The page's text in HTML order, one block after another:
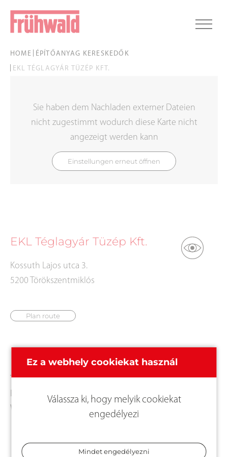
HOME
ÉPÍTŐANYAG KERESKEDŐK
EKL TÉGLAGYÁR TÜZÉP KFT.
Sie haben dem Nachladen externer Dateien
nicht zugestimmt wodurch diese Karte nicht
angezeigt werden kann
Einstellungen erneut öffnen
EKL Téglagyár Tüzép Kft.
Kossuth Lajos utca 3.
5200 Törökszentmiklós
Plan route
Kapcsolat
Tel.:
+36 56390157
E-Mail:
ekltuzep@gmail.com
Web:
http://www.atuzep.hu/tagjaink/141-ekl-
Ez a webhely cookiekat használ
Válassza ki, hogy melyik cookiekat
engedélyezi
Mindet engedélyezni